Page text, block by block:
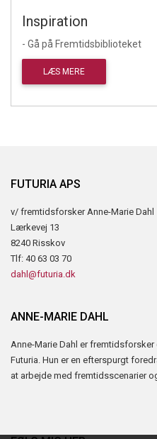
Inspiration
- Gå på Fremtidsbiblioteket
LÆS MERE
FUTURIA APS
v/ fremtidsforsker Anne-Marie Dahl
Lærkevej 13
8240 Risskov
Tlf: 40 63 03 70
dahl@futuria.dk
ANNE-MARIE DAHL
Anne-Marie Dahl er
Futuria. Hun er en efterspurgt
at arbejde med fremtidsscenarier